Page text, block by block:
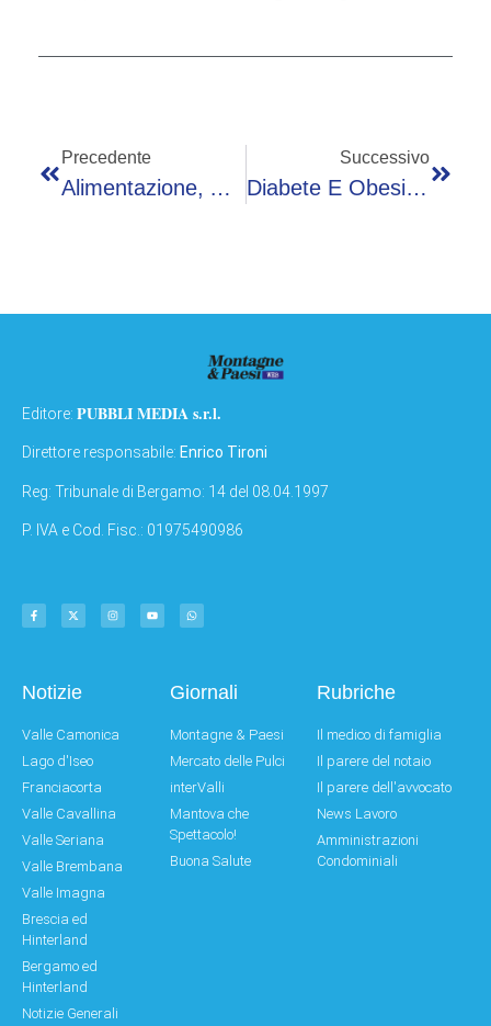
Precedente
Alimentazione, Agostiniani (Sip): “Giovani Tra Eccessi E Diete Estreme Da Ai E Chatbot”
Successivo
Diabete E Obesità, Buzzetti (Sid): “Nuovi Farmaci Efficaci Ma Cresce Uso Improprio”
Editore: PUBBLI MEDIA s.r.l.
Direttore responsabile: Enrico Tironi
Reg: Tribunale di Bergamo: 14 del 08.04.1997
P. IVA e Cod. Fisc.: 01975490986
Notizie
Valle Camonica
Lago d'Iseo
Franciacorta
Valle Cavallina
Valle Seriana
Valle Brembana
Valle Imagna
Brescia ed
Hinterland
Bergamo ed
Hinterland
Notizie Generali
Giornali
Montagne & Paesi
Mercato delle Pulci
interValli
Mantova che
Spettacolo!
Buona Salute
Rubriche
Il medico di famiglia
Il parere del notaio
Il parere dell'avvocato
News Lavoro
Amministrazioni
Condominiali